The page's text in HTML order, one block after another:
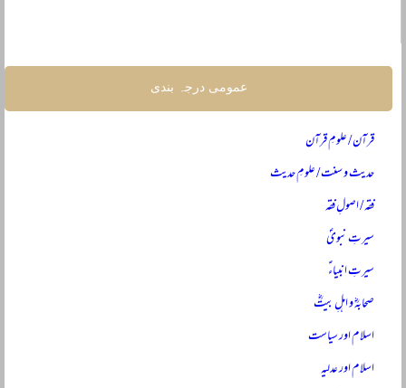
عمومی درجہ بندی
قرآن / علومِ قرآن
حدیث و سنت / علومِ حدیث
فقہ / اصولِ فقہ
سیرتِ نبویؐ
سیرتِ انبیاءؑ
صحابہؓ و اہلِ بیتؓ
اسلام اور سیاست
اسلام اور عدلیہ